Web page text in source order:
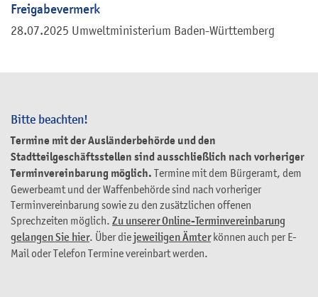
Bitte beachten!
Termine mit der Ausländerbehörde und den
Stadtteilgeschäftsstellen sind ausschließlich nach vorheriger
Terminvereinbarung möglich. Termine mit dem Bürgeramt, dem
Gewerbeamt und der Waffenbehörde sind nach vorheriger
Terminvereinbarung sowie zu den zusätzlichen offenen
Sprechzeiten möglich. Zu unserer Online-Terminvereinbarung
gelangen Sie hier. Über diejeweiligen Ämterkönnen auch per E-
Mail oder Telefon Termine vereinbart werden.
Freigabevermerk
28.07.2025 Umweltministerium Baden-Württemberg